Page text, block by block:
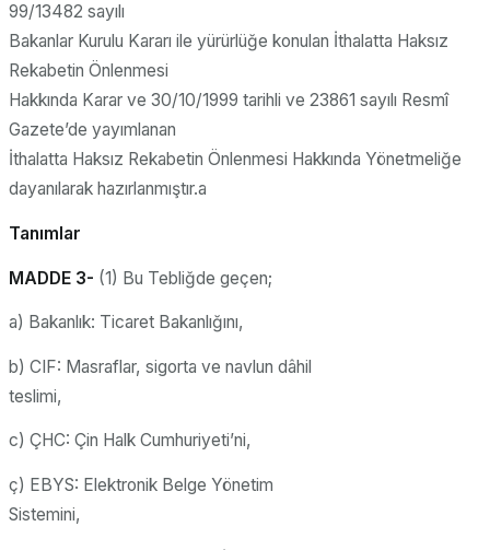
99/13482 sayılı
Bakanlar Kurulu Kararı ile yürürlüğe konulan İthalatta Haksız
Rekabetin Önlenmesi
Hakkında Karar ve 30/10/1999 tarihli ve 23861 sayılı Resmî
Gazete’de yayımlanan
İthalatta Haksız Rekabetin Önlenmesi Hakkında Yönetmeliğe
dayanılarak hazırlanmıştır.a
Tanımlar
MADDE 3- (1) Bu Tebliğde geçen;
a) Bakanlık: Ticaret Bakanlığını,
b) CIF: Masraflar, sigorta ve navlun dâhil
teslimi,
c) ÇHC: Çin Halk Cumhuriyeti’ni,
ç) EBYS: Elektronik Belge Yönetim
Sistemini,